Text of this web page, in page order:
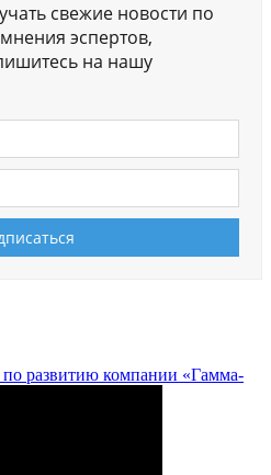
свежие новости по
эспертов,
на нашу
развитию компании «Гамма-